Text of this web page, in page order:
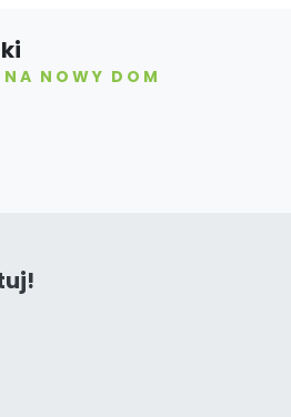
NOWY DOM